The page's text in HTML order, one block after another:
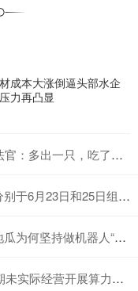
成本大涨倒逼头部水企
力再凸显
多出一只，吃了再离
23日和25日组织两批撤离
持做机器人“通用底座”
际经营开展算力业务